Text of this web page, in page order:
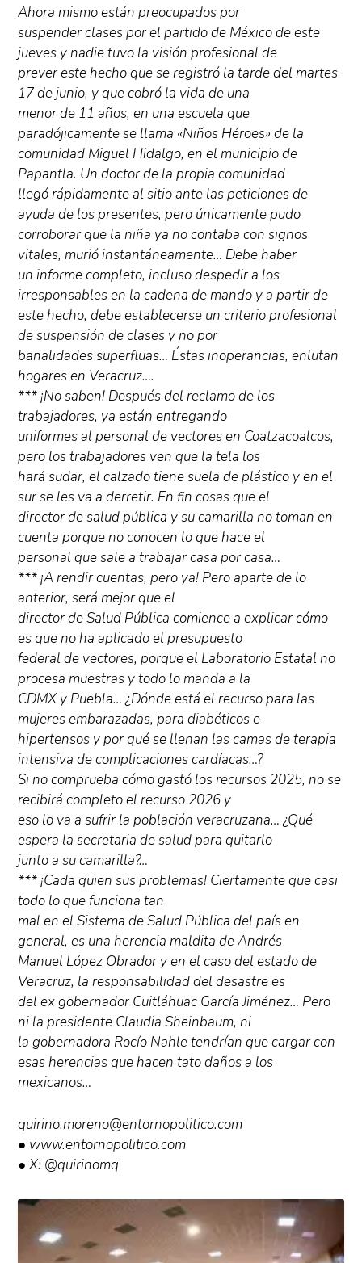
Ahora mismo están preocupados por
suspender clases por el partido de México de este
jueves y nadie tuvo la visión profesional de
prever este hecho que se registró la tarde del martes
17 de junio, y que cobró la vida de una
menor de 11 años, en una escuela que
paradójicamente se llama «Niños Héroes» de la
comunidad Miguel Hidalgo, en el municipio de
Papantla. Un doctor de la propia comunidad
llegó rápidamente al sitio ante las peticiones de
ayuda de los presentes, pero únicamente pudo
corroborar que la niña ya no contaba con signos
vitales, murió instantáneamente… Debe haber
un informe completo, incluso despedir a los
irresponsables en la cadena de mando y a partir de
este hecho, debe establecerse un criterio profesional
de suspensión de clases y no por
banalidades superfluas… Éstas inoperancias, enlutan
hogares en Veracruz….
*** ¡No saben! Después del reclamo de los
trabajadores, ya están entregando
uniformes al personal de vectores en Coatzacoalcos,
pero los trabajadores ven que la tela los
hará sudar, el calzado tiene suela de plástico y en el
sur se les va a derretir. En fin cosas que el
director de salud pública y su camarilla no toman en
cuenta porque no conocen lo que hace el
personal que sale a trabajar casa por casa…
*** ¡A rendir cuentas, pero ya! Pero aparte de lo
anterior, será mejor que el
director de Salud Pública comience a explicar cómo
es que no ha aplicado el presupuesto
federal de vectores, porque el Laboratorio Estatal no
procesa muestras y todo lo manda a la
CDMX y Puebla… ¿Dónde está el recurso para las
mujeres embarazadas, para diabéticos e
hipertensos y por qué se llenan las camas de terapia
intensiva de complicaciones cardíacas…?
Si no comprueba cómo gastó los recursos 2025, no se
recibirá completo el recurso 2026 y
eso lo va a sufrir la población veracruzana… ¿Qué
espera la secretaria de salud para quitarlo
junto a su camarilla?…
*** ¡Cada quien sus problemas! Ciertamente que casi
todo lo que funciona tan
mal en el Sistema de Salud Pública del país en
general, es una herencia maldita de Andrés
Manuel López Obrador y en el caso del estado de
Veracruz, la responsabilidad del desastre es
del ex gobernador Cuitláhuac García Jiménez… Pero
ni la presidente Claudia Sheinbaum, ni
la gobernadora Rocío Nahle tendrían que cargar con
esas herencias que hacen tato daños a los
mexicanos…
quirino.moreno@entornopolitico.com
● www.entornopolitico.com
● X: @quirinomq